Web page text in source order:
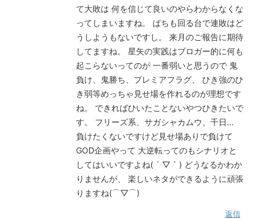
て大敗は 何を信じて良いのやらわからなくな
ってしまいますね。 ぱちも回る台で連敗はど
うしようもないですし。 来月のご報告に期待
してますね。 星矢の実践はブロガー的に何も
起こらないってのが 一番弱いと思うので 鬼
負け、鬼勝ち、プレミアフラグ、 ひき強のひ
き弱等めっちゃ見せ場を作れるのが理想です
ね。 できればひいたことないやつひきたいで
す。 フリーズ系、サガシャカムウ、千日…
負けたくないですけど見せ場ありで負けて
GOD企画やって 大逆転ってのもシナリオと
してはいいですよね( ´ ▽ ` ) どうなるかわか
りませんが、 楽しいネタができるように頑張
りますね(⌒▽⌒)
返信